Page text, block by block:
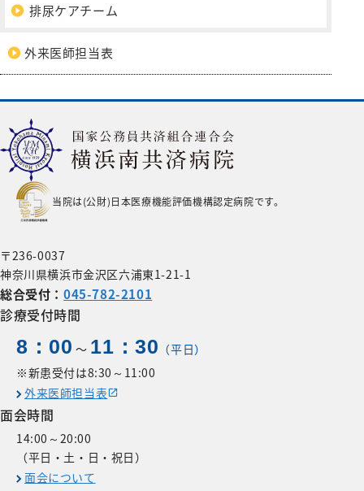
排尿ケアチーム
外来医師担当表
当院は(公財)日本医療機能評価機構認定病院です。
〒236-0037
神奈川県横浜市金沢区六浦東1-21-1
総合受付：045-782-2101
診療受付時間
8：00 〜 11：30 （平日）
※新患受付は8:30～11:00
外来医師担当表
面会時間
14:00～20:00
（平日・土・日・祝日）
面会について